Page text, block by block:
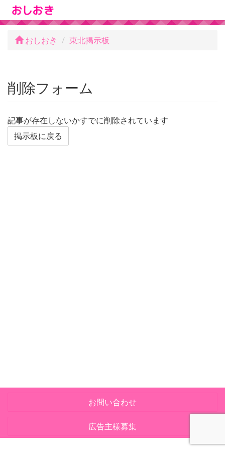
おしおき 東北掲示板
削除フォーム
記事が存在しないかすでに削除されています
掲示板に戻る
お問い合わせ
広告主様募集